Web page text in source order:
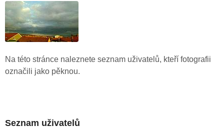
Na této stránce naleznete seznam uživatelů, kteří fotografii
označili jako pěknou.
Seznam uživatelů